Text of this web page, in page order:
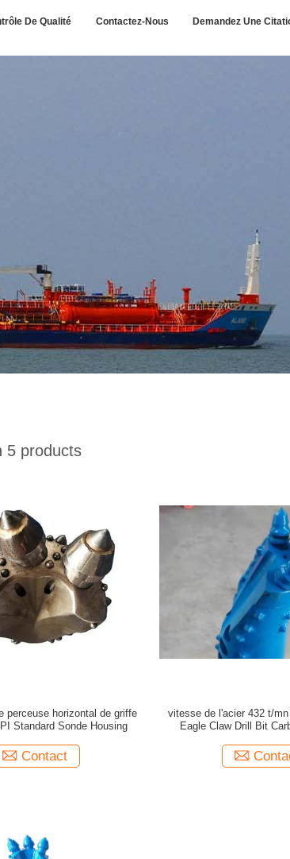
De Qualité Contactez-Nous Demandez Une
5 products
perceuse horizontal de griffe
Standard Sonde Housing
Contact
vitesse de l'acier 432 t/
Eagle Claw Drill Bit